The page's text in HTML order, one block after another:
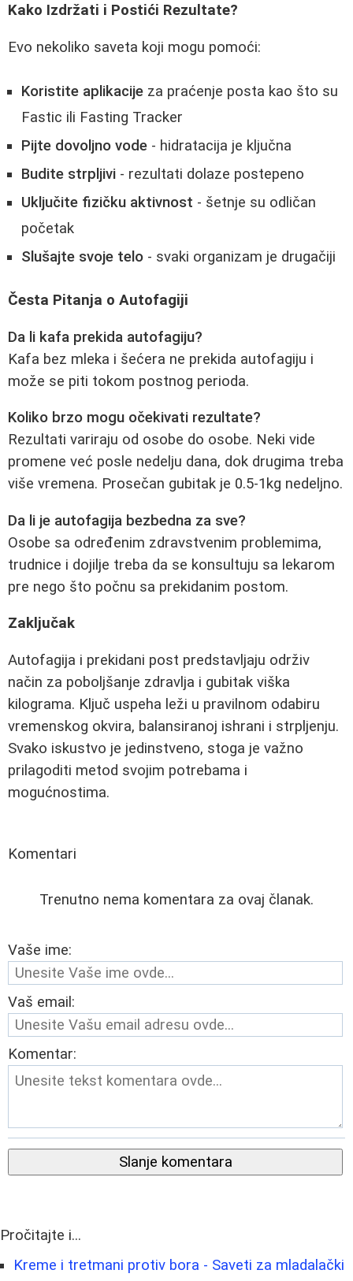
Kako Izdržati i Postići Rezultate?
Evo nekoliko saveta koji mogu pomoći:
Koristite aplikacije za praćenje posta kao što su
Fastic ili Fasting Tracker
Pijte dovoljno vode - hidratacija je ključna
Budite strpljivi - rezultati dolaze postepeno
Uključite fizičku aktivnost - šetnje su odličan
početak
Slušajte svoje telo - svaki organizam je drugačiji
Česta Pitanja o Autofagiji
Da li kafa prekida autofagiju?
Kafa bez mleka i šećera ne prekida autofagiju i
može se piti tokom postnog perioda.
Koliko brzo mogu očekivati rezultate?
Rezultati variraju od osobe do osobe. Neki vide
promene već posle nedelju dana, dok drugima treba
više vremena. Prosečan gubitak je 0.5-1kg nedeljno.
Da li je autofagija bezbedna za sve?
Osobe sa određenim zdravstvenim problemima,
trudnice i dojilje treba da se konsultuju sa lekarom
pre nego što počnu sa prekidanim postom.
Zaključak
Autofagija i prekidani post predstavljaju održiv
način za poboljšanje zdravlja i gubitak viška
kilograma. Ključ uspeha leži u pravilnom odabiru
vremenskog okvira, balansiranoj ishrani i strpljenju.
Svako iskustvo je jedinstveno, stoga je važno
prilagoditi metod svojim potrebama i
mogućnostima.
Komentari
Trenutno nema komentara za ovaj članak.
Vaše ime:
Vaš email:
Komentar:
Slanje komentara
Pročitajte i...
Kreme i tretmani protiv bora - Saveti za mladalački